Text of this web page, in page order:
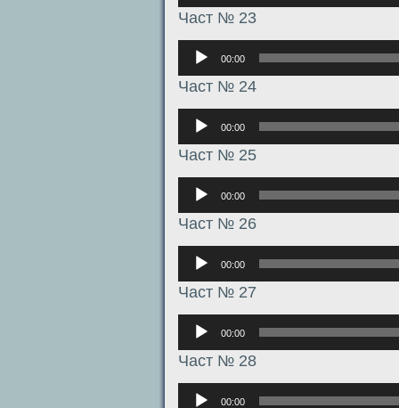
Част № 23
Аудиоплеер
00:00
Част № 24
Аудиоплеер
00:00
Част № 25
Аудиоплеер
00:00
Част № 26
Аудиоплеер
00:00
Част № 27
Аудиоплеер
00:00
Част № 28
Аудиоплеер
00:00